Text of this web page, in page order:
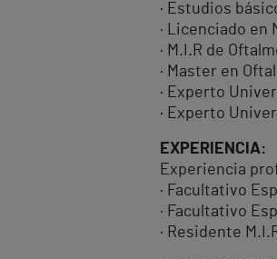
· Estudios
· Licenciado en
· M.I.R de
· Master en
· Experto
· Experto
EXPERIENCIA:
Experiencia
· Facultativo
· Facultativo
· Residente